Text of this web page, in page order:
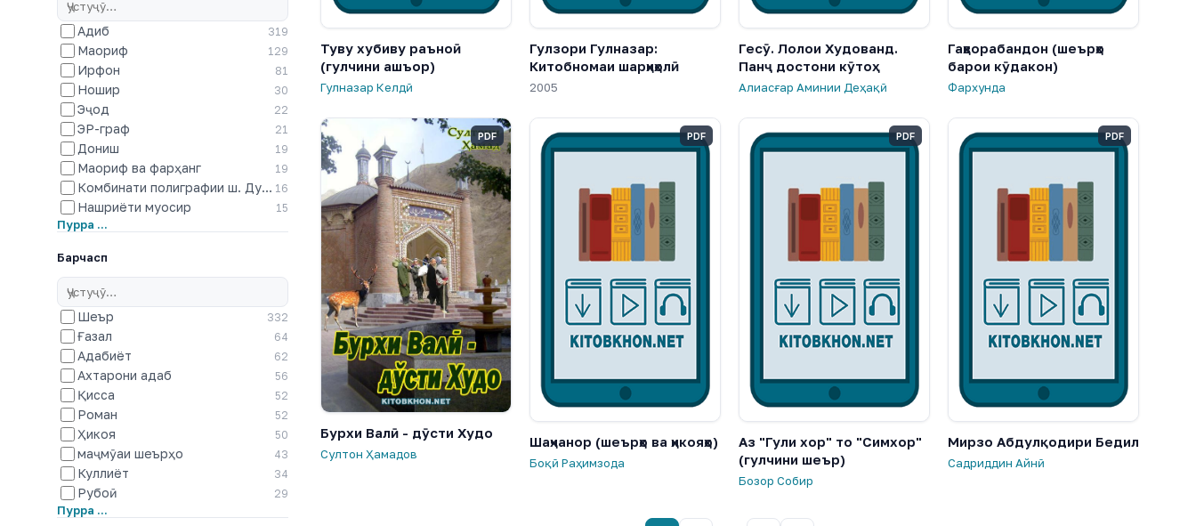
Адиб 319
Маориф 129
Ирфон 81
Ношир 30
Эҷод 22
ЭР-граф 21
Дониш 19
Маориф ва фарҳанг 19
Комбинати полиграфии ш. Душанбе 16
Нашриёти муосир 15
Пурра …
Барчасп
Шеър 332
Ғазал 64
Адабиёт 62
Ахтарони адаб 56
Қисса 52
Роман 52
Ҳикоя 50
маҷмӯаи шеърҳо 43
Куллиёт 34
Рубоӣ 29
Пурра …
Туву хубиву раъноӣ
(гулчини ашъор)
Гулназар Келдӣ
Гулзори Гулназар:
Китобномаи шарҳиҳолӣ
2005
Гесӯ. Лолои Худованд.
Панҷ достони кӯтоҳ
Алиасғар Аминии Деҳақӣ
Гаҳворабандон (шеърҳо
барои кӯдакон)
Фархунда
PDF
Бурхи Валӣ - дӯсти Худо
Султон Ҳамадов
PDF
Шаҳчанор (шеърҳо ва ҳикояҳо)
Боқӣ Раҳимзода
PDF
Аз "Гули хор" то "Симхор"
(гулчини шеър)
Бозор Собир
PDF
Мирзо Абдулқодири Бедил
Садриддин Айнӣ